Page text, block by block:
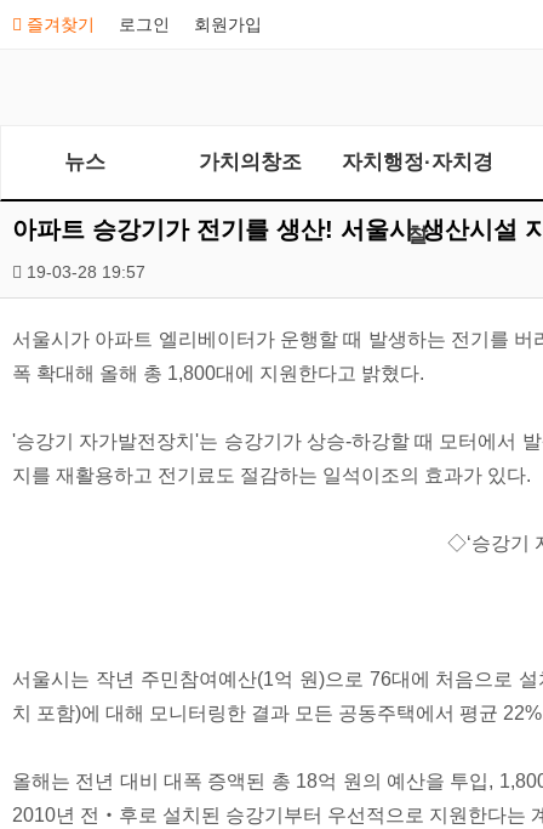
즐겨찾기 로그인 회원가입
뉴스 가치의창조 자치행정·자치경
찰
아파트 승강기가 전기를 생산! 서울시 생산시설
19-03-28 19:57
서울시가 아파트 엘리베이터가 운행할 때 발생하는 전기를
폭 확대해 올해 총 1,800대에 지원한다고 밝혔다.
'승강기 자가발전장치'는 승강기가 상승-하강할 때 모터에서
지를 재활용하고 전기료도 절감하는 일석이조의 효과가 있다.
◇‘승강기
서울시는 작년 주민참여예산(1억 원)으로 76대에 처음으로
치 포함)에 대해 모니터링한 결과 모든 공동주택에서 평균
올해는 전년 대비 대폭 증액된 총 18억 원의 예산을 투입,
2010년 전‧후로 설치된 승강기부터 우선적으로 지원한다는